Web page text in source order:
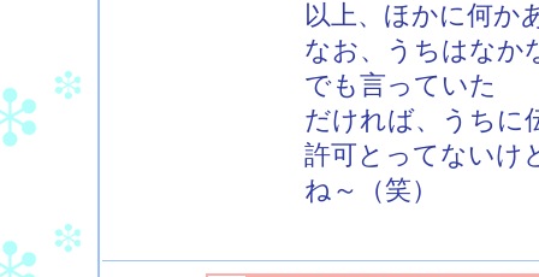
以上、ほかに何か
なお、うちはなか
でも言っていた
だければ、うちに
許可とってないけ
ね～（笑）